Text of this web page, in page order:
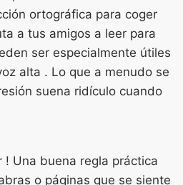
ortográfica para coger
a tus amigos a leer para
ser especialmente útiles
alta . Lo que a menudo se
suena ridículo cuando
! Una buena regla práctica
o páginas que se siente